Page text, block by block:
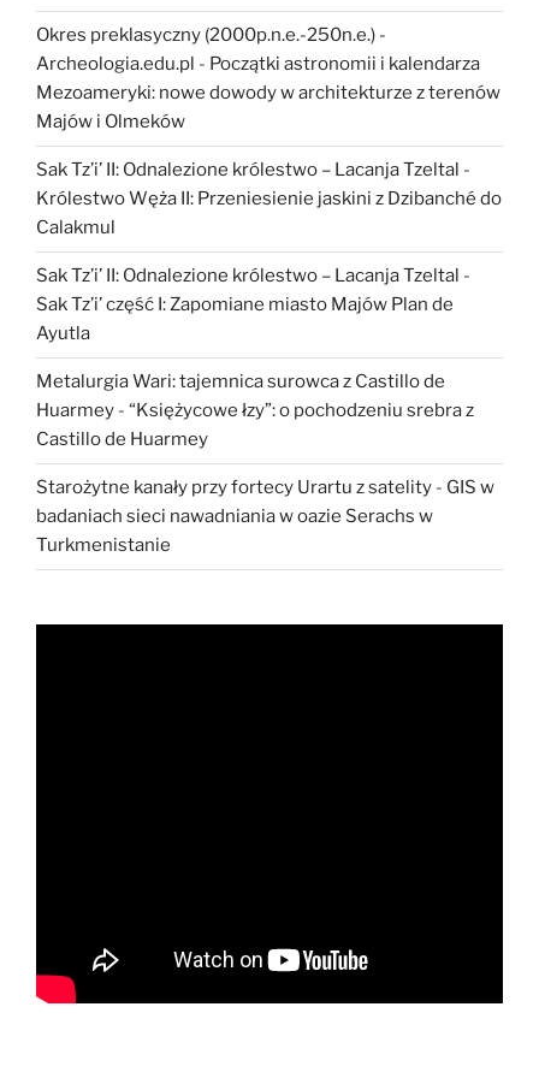
Okres preklasyczny (2000p.n.e.-250n.e.) -
Archeologia.edu.pl - Początki astronomii i kalendarza
Mezoameryki: nowe dowody w architekturze z terenów
Majów i Olmeków
Sak Tz’i’ II: Odnalezione królestwo – Lacanja Tzeltal -
Królestwo Węża II: Przeniesienie jaskini z Dzibanché do
Calakmul
Sak Tz’i’ II: Odnalezione królestwo – Lacanja Tzeltal -
Sak Tz’i’ część I: Zapomiane miasto Majów Plan de
Ayutla
Metalurgia Wari: tajemnica surowca z Castillo de
Huarmey - “Księżycowe łzy”: o pochodzeniu srebra z
Castillo de Huarmey
Starożytne kanały przy fortecy Urartu z satelity - GIS w
badaniach sieci nawadniania w oazie Serachs w
Turkmenistanie